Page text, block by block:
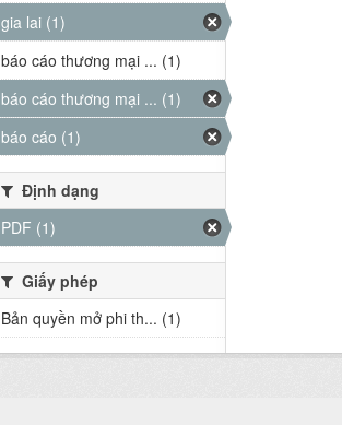
gia lai (1)
báo cáo thương mại ... (1)
báo cáo thương mại ... (1)
báo cáo (1)
Định dạng
PDF (1)
Giấy phép
Bản quyền mở phi th... (1)